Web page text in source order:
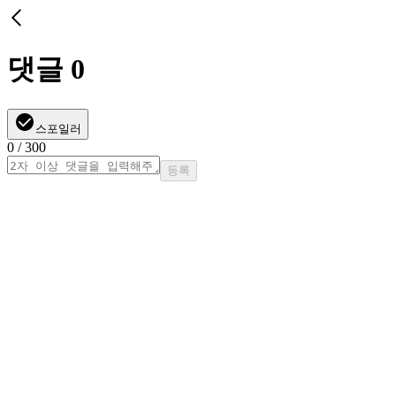
댓글 0
스포일러
0 / 300
등록